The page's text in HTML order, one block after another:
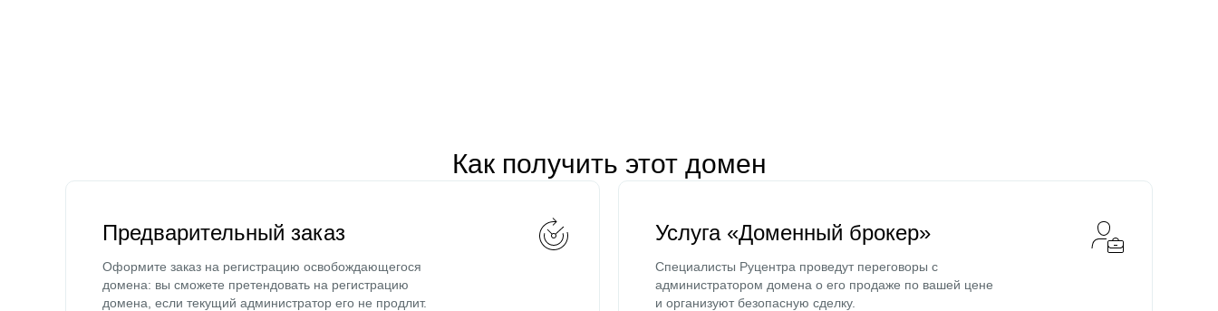
Как получить этот домен
Предварительный заказ
Оформите заказ на регистрацию освобождающегося
домена: вы сможете претендовать на регистрацию
домена, если текущий администратор его не продлит.
Услуга «Доменный брокер»
Специалисты Руцентра проведут переговоры с
администратором домена о его продаже по вашей цене
и организуют безопасную сделку.